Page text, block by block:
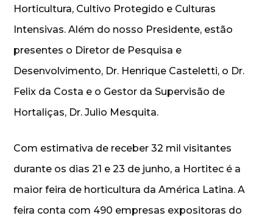
Horticultura, Cultivo Protegido e Culturas
Intensivas. Além do nosso Presidente, estão
presentes o Diretor de Pesquisa e
Desenvolvimento, Dr. Henrique Casteletti, o Dr.
Felix da Costa e o Gestor da Supervisão de
Hortaliças, Dr. Julio Mesquita.
Com estimativa de receber 32 mil visitantes
durante os dias 21 e 23 de junho, a Hortitec é a
maior feira de horticultura da América Latina. A
feira conta com 490 empresas expositoras do